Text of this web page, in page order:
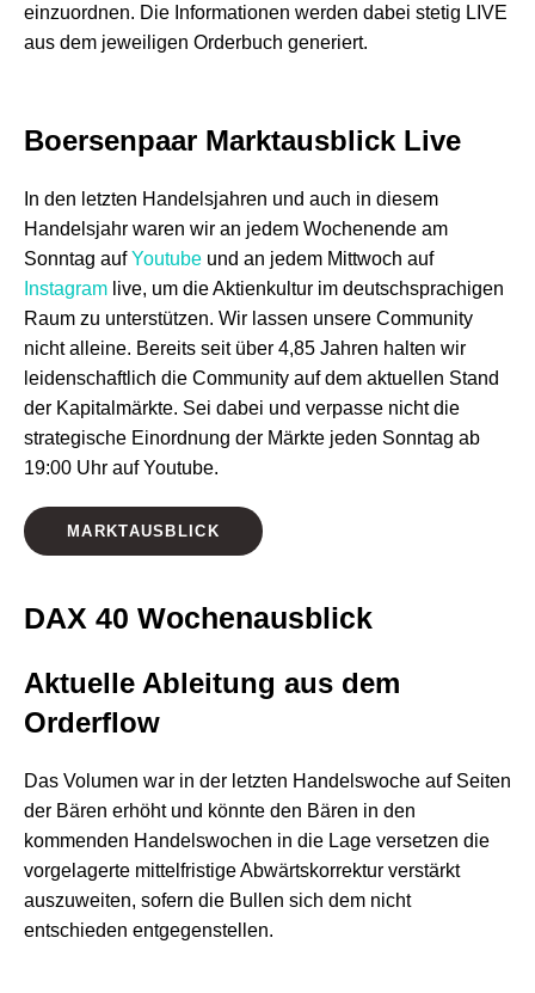
einzuordnen. Die Informationen werden dabei stetig LIVE
aus dem jeweiligen Orderbuch generiert.
Boersenpaar Marktausblick Live
In den letzten Handelsjahren und auch in diesem
Handelsjahr waren wir an jedem Wochenende am
Sonntag aufYoutube und an jedem Mittwoch auf
Instagram live, um die Aktienkultur im deutschsprachigen
Raum zu unterstützen. Wir lassen unsere Community
nicht alleine. Bereits seit über 4,85 Jahren halten wir
leidenschaftlich die Community auf dem aktuellen Stand
der Kapitalmärkte. Sei dabei und verpasse nicht die
strategische Einordnung der Märkte jeden Sonntag ab
19:00 Uhr auf Youtube.
MARKTAUSBLICK
DAX 40 Wochenausblick
Aktuelle Ableitung aus dem
Orderflow
Das Volumen war in der letzten Handelswoche auf Seiten
der Bären erhöht und könnte den Bären in den
kommenden Handelswochen in die Lage versetzen die
vorgelagerte mittelfristige Abwärtskorrektur verstärkt
auszuweiten, sofern die Bullen sich dem nicht
entschieden entgegenstellen.